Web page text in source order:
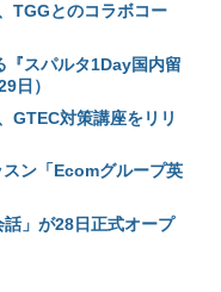
TGGとのコラボコー
『スパルタ1Day国内留
日）
GTEC対策講座をリリ
ン「Ecomグループ英
」が28日正式オープ